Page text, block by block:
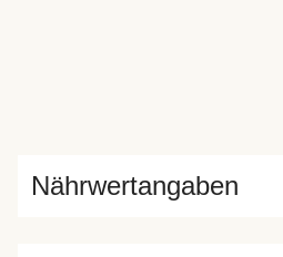
Nährwertangaben